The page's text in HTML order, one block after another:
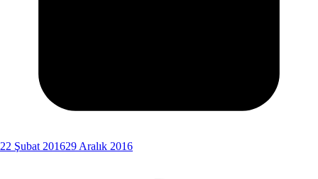
22 Şubat 201629 Aralık 2016